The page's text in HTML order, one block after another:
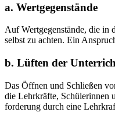
a. Wertgegenstände
Auf Wert­ge­gen­stän­de, die in
selbst zu ach­ten. Ein
b. Lüften der
Das Öff­nen und Schlie­ßen
die Lehr­kräf­te, Schü­le­rin­nen
for­de­rung durch eine